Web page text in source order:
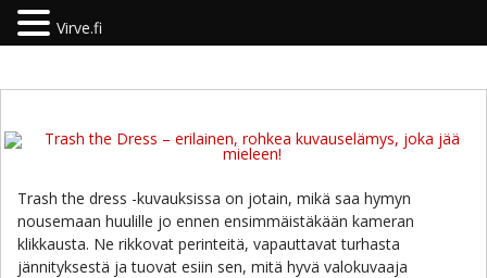
Trash the dress -kuvauksissa on jotain, mikä saa hymyn
nousemaan huulille jo ennen ensimmäistäkään kameran
klikkausta. Ne rikkovat perinteitä, vapauttavat turhasta
jännityksestä ja tuovat esiin sen, mitä hyvä valokuvaaja
Virve.fi